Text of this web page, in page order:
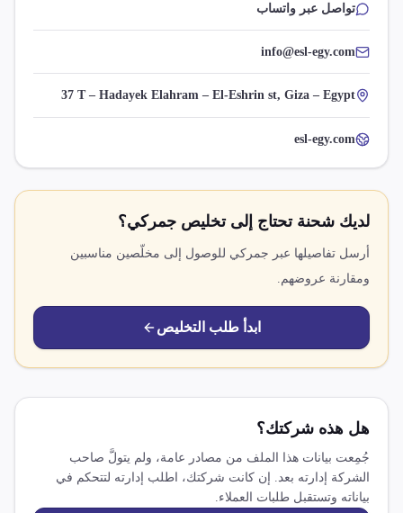
تواصل عبر واتساب
info@esl-egy.com
37 T – Hadayek Elahram – El-Eshrin st, Giza – Egypt
esl-egy.com
لديك شحنة تحتاج إلى تخليص جمركي؟
أرسل تفاصيلها عبر جمركي للوصول إلى مخلّصين مناسبين
ومقارنة عروضهم.
ابدأ طلب التخليص
هل هذه شركتك؟
جُمِعت بيانات هذا الملف من مصادر عامة، ولم يتولَّ صاحب
الشركة إدارته بعد. إن كانت شركتك، اطلب إدارته لتتحكم في
بياناته وتستقبل طلبات العملاء.